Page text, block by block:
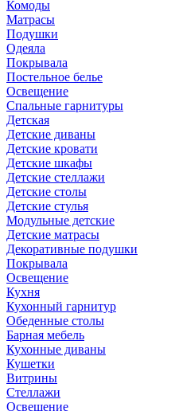
Комоды
Матрасы
Подушки
Одеяла
Покрывала
Постельное белье
Освещение
Спальные гарнитуры
Детская
Детские диваны
Детские кровати
Детские шкафы
Детские стеллажи
Детские столы
Детские стулья
Модульные детские
Детские матрасы
Декоративные подушки
Покрывала
Освещение
Кухня
Кухонный гарнитур
Обеденные столы
Барная мебель
Кухонные диваны
Кушетки
Витрины
Стеллажи
Освещение